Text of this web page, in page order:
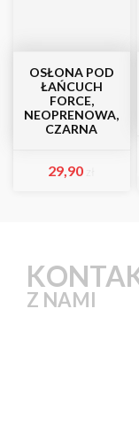
OSŁONA POD
ŁAŃCUCH
FORCE,
NEOPRENOWA,
CZARNA
29,90
Z NAMI